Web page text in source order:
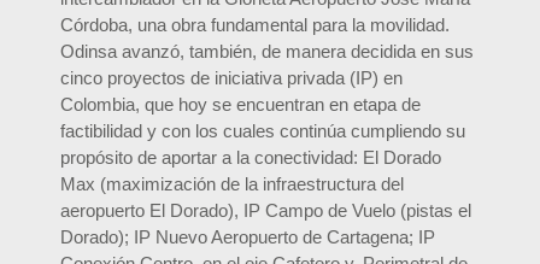
Córdoba, una obra fundamental para la movilidad.
Odinsa avanzó, también, de manera decidida en sus
cinco proyectos de iniciativa privada (IP) en
Colombia, que hoy se encuentran en etapa de
factibilidad y con los cuales continúa cumpliendo su
propósito de aportar a la conectividad: El Dorado
Max (maximización de la infraestructura del
aeropuerto El Dorado), IP Campo de Vuelo (pistas el
Dorado); IP Nuevo Aeropuerto de Cartagena; IP